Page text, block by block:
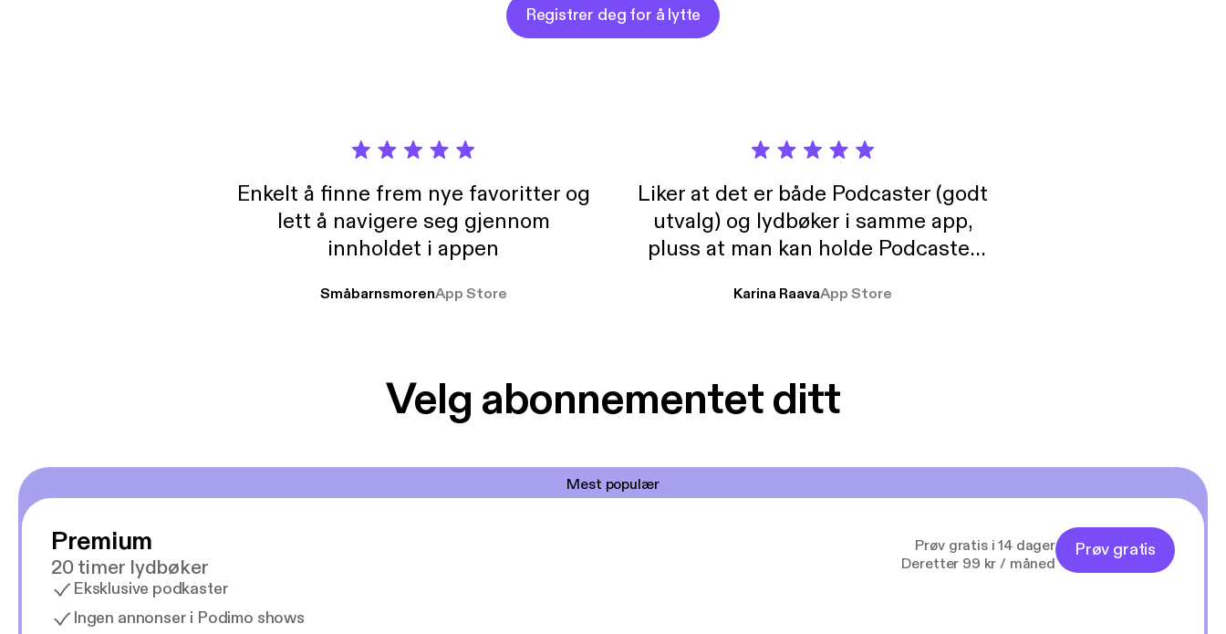
Registrer deg for å lytte
Enkelt å finne frem nye favoritter og
lett å navigere seg gjennom
innholdet i appen
SmåbarnsmorenApp Store
Liker at det er både Podcaster (godt
utvalg) og lydbøker i samme app,
pluss at man kan holde Podcaster
Karina RaavaApp Store
Velg abonnementet ditt
Mest populær
Premium
20 timer lydbøker
Eksklusive podkaster
Ingen annonser i Podimo shows
Prøv gratis i 14 dager
Deretter 99 kr / måned
Prøv gratis